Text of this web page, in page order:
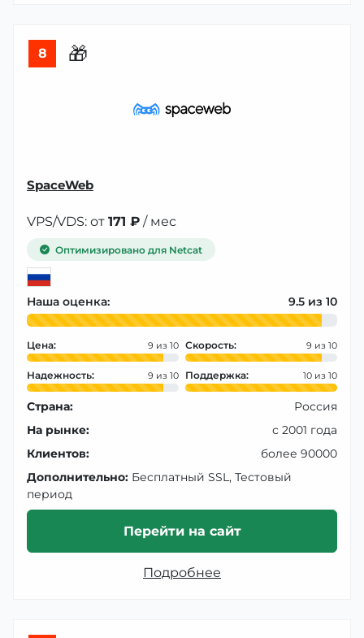
8 🎁
SpaceWeb
VPS/VDS: от 171 ₽ / мес
Оптимизировано для Netcat
Наша оценка: 9.5
Цена: 9 Скорость: 9
Надежность: 9 Поддержка: 10
Страна:
Россия
На рынке:
с 2001 года
Клиентов:
более 90000
Дополнительно: Бесплатный SSL, Тестовый
период
Перейти на сайт
Подробнее